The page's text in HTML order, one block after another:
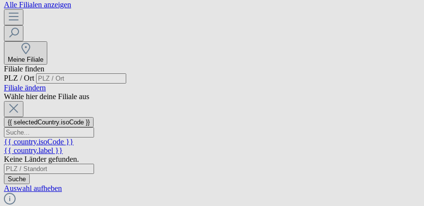
Alle Filialen anzeigen
Meine Filiale
Filiale finden
PLZ / Ort
Filiale ändern
Wähle hier deine Filiale aus
{{ selectedCountry.isoCode }}
{{ country.isoCode }}
{{ country.label }}
Keine Länder gefunden.
Suche
Auswahl aufheben